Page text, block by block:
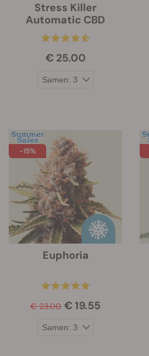
Stress Killer
Automatic CBD
€ 25.00
-15%
Euphoria
€ 23.00 € 19.55